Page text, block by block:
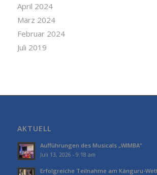
April 2024
März 2024
Februar 2024
Juli 2019
AKTUELL
Aufführungen des Musicals „WIMBA“
Juli 13, 2026 - 9:18 am
Erfolgreiche Teilnahme am Känguru-